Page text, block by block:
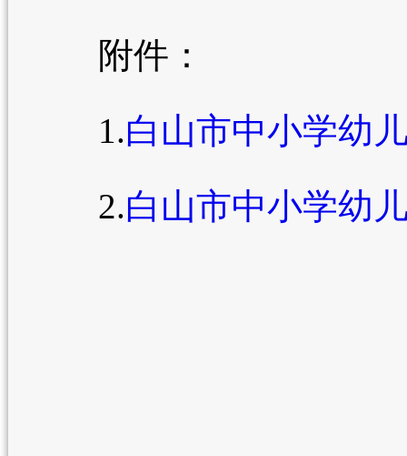
附件：
1.白山市中小学幼
2.白山市中小学幼